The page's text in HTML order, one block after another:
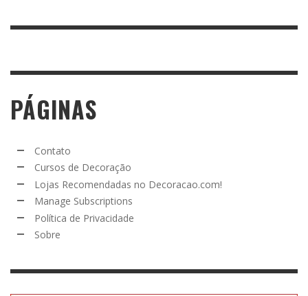
PÁGINAS
Contato
Cursos de Decoração
Lojas Recomendadas no Decoracao.com!
Manage Subscriptions
Política de Privacidade
Sobre